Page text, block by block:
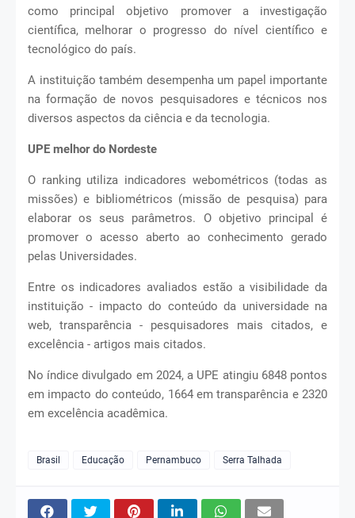
como principal objetivo promover a investigação
científica, melhorar o progresso do nível científico e
tecnológico do país.
A instituição também desempenha um papel importante
na formação de novos pesquisadores e técnicos nos
diversos aspectos da ciência e da tecnologia.
UPE melhor do Nordeste
O ranking utiliza indicadores webométricos (todas as
missões) e bibliométricos (missão de pesquisa) para
elaborar os seus parâmetros. O objetivo principal é
promover o acesso aberto ao conhecimento gerado
pelas Universidades.
Entre os indicadores avaliados estão a visibilidade da
instituição - impacto do conteúdo da universidade na
web, transparência - pesquisadores mais citados, e
excelência - artigos mais citados.
No índice divulgado em 2024, a UPE atingiu 6848 pontos
em impacto do conteúdo, 1664 em transparência e 2320
em excelência acadêmica.
Brasil Educação Pernambuco Serra Talhada